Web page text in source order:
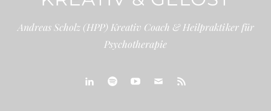
Andreas Scholz (HPP) Kreativ Coach & Heilpraktiker für
Psychotherapie